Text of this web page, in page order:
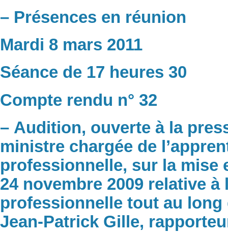
– Présences en réunion
Mardi 8 mars 2011
Séance de 17 heures 30
Compte rendu n° 32
– Audition, ouverte à la
ministre chargée de
professionnelle, sur la mise
24 novembre 2009 relative
professionnelle tout au long
Jean-Patrick Gille,